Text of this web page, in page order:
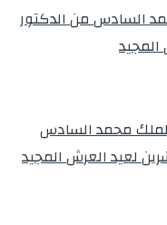
السادس من الدكتور
محمد السادس
لعيد العرش المجيد